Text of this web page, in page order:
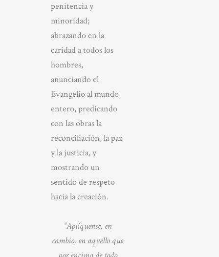
penitencia y
minoridad;
abrazando en la
caridad a todos los
hombres,
anunciando el
Evangelio al mundo
entero, predicando
con las obras la
reconciliación, la paz
y la justicia, y
mostrando un
sentido de respeto
hacia la creación.
“Aplíquense, en
cambio, en aquello que